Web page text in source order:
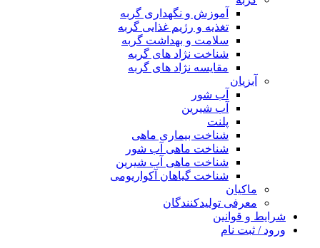
آموزش و نگهداری گربه
تغذیه و رژیم غذایی گربه
سلامت و بهداشت گربه
شناخت نژاد های گربه
مقایسه نژاد های گربه
آبزیان
آب شور
آب شیرین
پلنت
شناخت بیماری ماهی
شناخت ماهی آب شور
شناخت ماهی آب شیرین
شناخت گیاهان آکواریومی
ماکیان
معرفی تولیدکنندگان
شرایط و قوانین
ورود / ثبت نام